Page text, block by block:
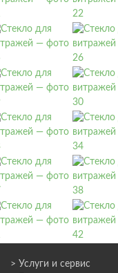
> Услуги и сервис